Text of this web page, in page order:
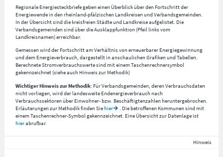
Regionale Energiesteckbriefe geben einen Überblick über den Fortschritt der
Energiewende in den rheinland-pfälzischen Landkreisen und Verbandsgemeinden.
In der Übersicht sind die kreisfreien Städte und Landkreise aufgelistet. Die
Verbandsgemeinden sind über die Ausklappfunktion (Pfeil links vom
Landkreisnamen) erreichbar.
Gemessen wird der Fortschritt am Verhältnis von erneuerbarer Energiegewinnung
und dem Energieverbrauch, dargestellt in anschaulichen Grafiken und Tabellen.
Berechnete Stromverbrauchswerte sind mit einem Taschenrechnersymbol
gekennzeichnet (siehe auch Hinweis zur Methodik)
Wichtiger Hinweis zur Methodik: Für Verbandsgemeinden, deren Verbrauchsdaten
nicht vorliegen, wird der landesweite Endenergieverbrauch nach
Verbrauchssektoren über Einwohner- bzw. Beschäftigtenzahlen heruntergebrochen.
Erläuterungen zur Methodik finden Siehier
. Die betroffenen Kommunen sind mit
einem Taschenrechner-Symbol gekennzeichnet. Eine Übersicht zur Datenlage ist
hierabrufbar.
Hinweis